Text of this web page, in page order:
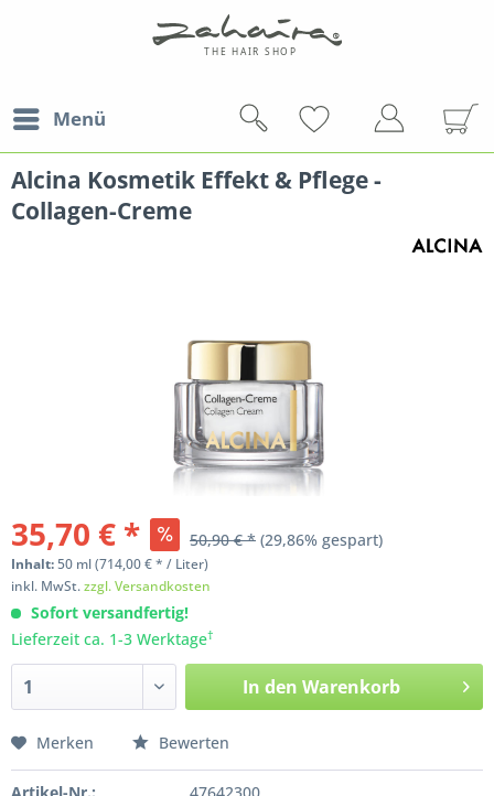
Menü
Alcina Kosmetik Effekt & Pflege -
Collagen-Creme
35,70 € * 50,90 € * (29,86% gespart)
Inhalt:50 ml(714,00 € * / Liter)
inkl. MwSt.zzgl. Versandkosten
Sofort versandfertig!
Lieferzeit ca. 1-3 Werktage†
In den Warenkorb
Merken Bewerten